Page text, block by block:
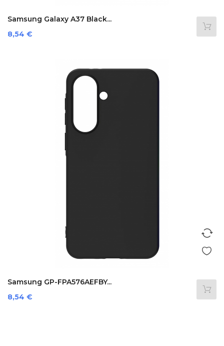
Samsung Galaxy A37 Black...
Prezzo
8,54 €
Samsung GP-FPA576AEFBY...
Prezzo
8,54 €